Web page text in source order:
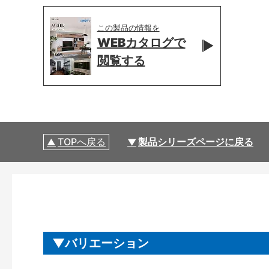
この製品の情報を
WEBカタログで
閲覧する
TOPへ戻る 製品シリーズページに戻る
バリエーション